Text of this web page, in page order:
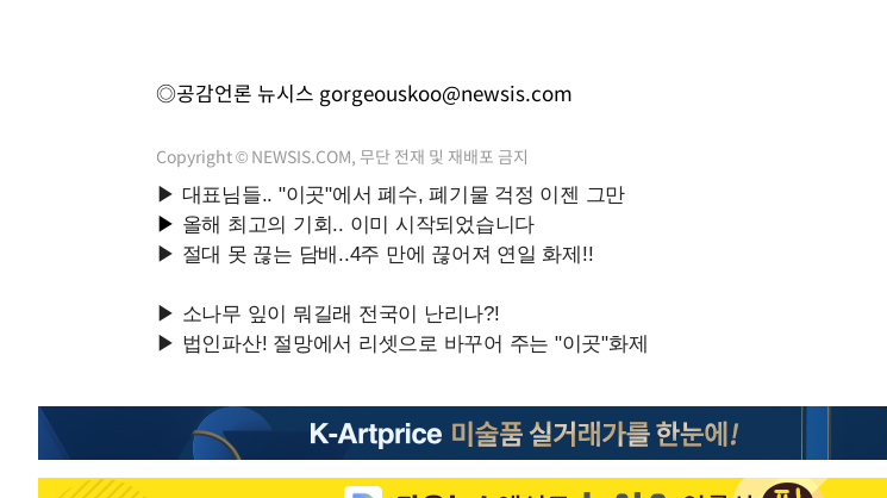
◎공감언론 뉴시스 gorgeouskoo@newsis.com
Copyright © NEWSIS.COM, 무단 전재 및 재배포 금지